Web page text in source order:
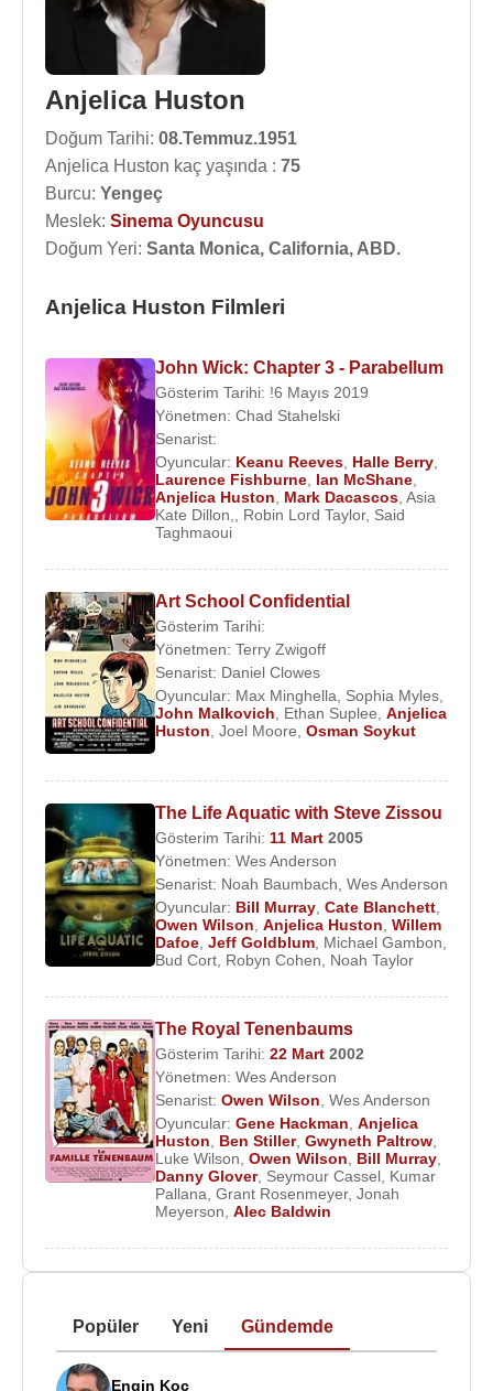
Anjelica Huston
Doğum Tarihi: 08.Temmuz.1951
Anjelica Huston kaç yaşında : 75
Burcu: Yengeç
Meslek: Sinema Oyuncusu
Doğum Yeri: Santa Monica, California, ABD.
Anjelica Huston Filmleri
John Wick: Chapter 3 - Parabellum
Gösterim Tarihi: !6 Mayıs 2019
Yönetmen: Chad Stahelski
Senarist:
Oyuncular: Keanu Reeves Halle Berry
Laurence Fishburne Ian McShane
Anjelica Huston
Mark Dacascos Asia
Kate Dillon,
Robin Lord Taylor, Said
Taghmaoui
Art School Confidential
Gösterim Tarihi:
Yönetmen: Terry Zwigoff
Senarist: Daniel Clowes
Oyuncular: Max Minghella Sophia Myles
John Malkovich
Ethan Suplee Anjelica
Huston Joel Moore Osman Soykut
The Life Aquatic with Steve Zissou
Gösterim Tarihi: 11 Mart 2005
Yönetmen: Wes Anderson
Senarist: Noah Baumbach, Wes Anderson
Oyuncular: Bill Murray, Cate Blanchett,
Owen Wilson, Anjelica Huston, Willem
Dafoe, Jeff Goldblum, Michael Gambon,
Bud Cort, Robyn Cohen, Noah Taylor
The Royal Tenenbaums
Gösterim Tarihi: 22 Mart 2002
Yönetmen: Wes Anderson
Senarist: Owen Wilson, Wes Anderson
Oyuncular: Gene Hackman, Anjelica
Huston, Ben Stiller, Gwyneth Paltrow,
Luke Wilson, Owen Wilson, Bill Murray,
Danny Glover, Seymour Cassel, Kumar
Pallana, Grant Rosenmeyer, Jonah
Meyerson, Alec Baldwin
Popüler Yeni Gündemde
Engin Koç